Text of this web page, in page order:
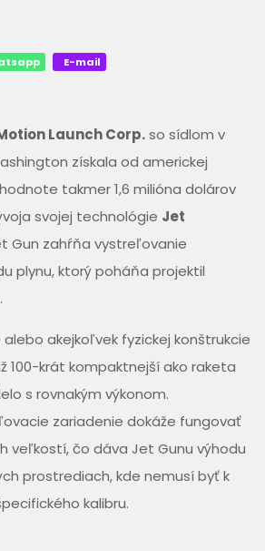
E-mail
Launch Corp.so sídlom v
získala od americkej
takmer 1,6 milióna dolárov
svojej technológie Jet
Gun zahŕňa vystreľovanie
plynu, ktorý poháňa projektil
akejkoľvek fyzickej konštrukcie
100-krát kompaktnejší ako raketa
s rovnakým výkonom.
zariadenie dokáže fungovať
veľkostí, čo dáva Jet Gunu výhodu
prostrediach, kde nemusí byť k
kalibru.